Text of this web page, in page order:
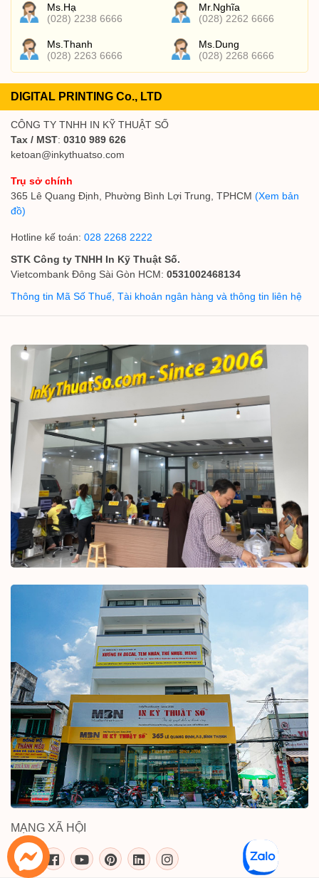
Ms.Hạ
(028) 2238 6666
Mr.Nghĩa
(028) 2262 6666
Ms.Thanh
(028) 2263 6666
Ms.Dung
(028) 2268 6666
DIGITAL PRINTING Co., LTD
CÔNG TY TNHH IN KỸ THUẬT SỐ
Tax / MST: 0310 989 626
ketoan@inkythuatso.com
Trụ sở chính
365 Lê Quang Định, Phường Bình Lợi Trung, TPHCM (Xem bản
đồ)
Hotline kế toán: 028 2268 2222
STK Công ty TNHH In Kỹ Thuật Số.
Vietcombank Đông Sài Gòn HCM: 0531002468134
Thông tin Mã Số Thuế, Tài khoản ngân hàng và thông tin liên hệ
MẠNG XÃ HỘI
inkythuatso.com trên các mạng xã